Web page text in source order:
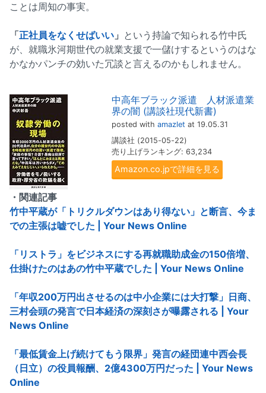
ことは周知の事実。
「正社員をなくせばいい 」 という持論で知られる竹中氏
が、就職氷河期世代の就業支援で一儲けするというのはな
かなかパンチの効いた冗談と言えるのかもしれません。
中高年ブラック派遣 人材派遣業
界の闇 (講談社現代新書)
posted with amazlet at 19.05.31
講談社 (2015-05-22)
売り上げランキング: 63,234
Amazon.co.jpで詳細を見る
・関連記事
竹中平蔵が「トリクルダウンはあり得ない」と断言、今ま
での主張は嘘でした | Your News Online
「リストラ」をビジネスにする再就職助成金の150倍増、
仕掛けたのはあの竹中平蔵でした | Your News Online
「年収200万円出させるのは中小企業には大打撃」日商、
三村会頭の発言で日本経済の深刻さが曝露される | Your
News Online
「最低賃金上げ続けてもう限界」発言の経団連中西会長
（日立）の役員報酬、2億4300万円だった | Your News
Online